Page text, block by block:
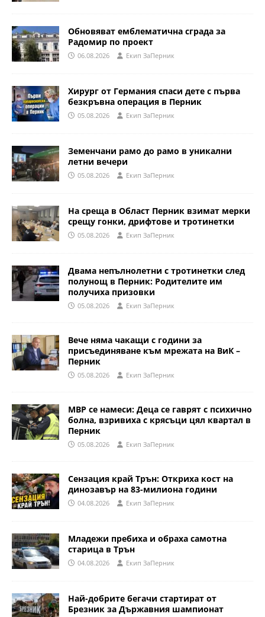
Обновяват емблематична сграда за
Радомир по проект
06.08.2026 Eкип ЗаПерник
Хирург от Германия спаси дете с първа
безкръвна операция в Перник
05.08.2026 Eкип ЗаПерник
Земенчани рамо до рамо в уникални
летни вечери
05.08.2026 Eкип ЗаПерник
На среща в Област Перник взимат мерки
срещу гонки, дрифтове и тротинетки
05.08.2026 Eкип ЗаПерник
Двама непълнолетни с тротинетки след
полунощ в Перник: Родителите им
получиха призовки
05.08.2026 Eкип ЗаПерник
Вече няма чакащи с години за
присъединяване към мрежата на ВиК –
Перник
05.08.2026 Eкип ЗаПерник
МВР се намеси: Деца се гаврят с психично
болна, взривиха с крясъци цял квартал в
Перник
05.08.2026 Eкип ЗаПерник
Сензация край Трън: Откриха кост на
динозавър на 83-милиона години
04.08.2026 Eкип ЗаПерник
Младежи пребиха и обраха самотна
старица в Трън
04.08.2026 Eкип ЗаПерник
Най-добрите бегачи стартират от
Брезник за Държавния шампионат